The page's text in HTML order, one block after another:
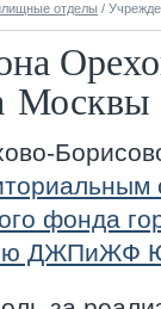
отделы /
Москвы
фонда
ДЖПиЖФ